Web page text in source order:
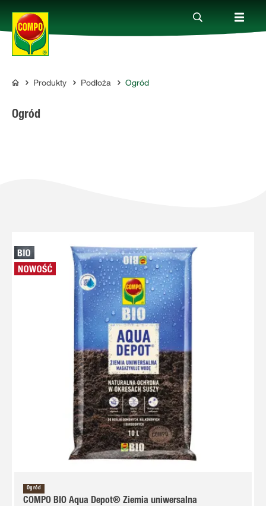
Produkty
Porady
COMPO
Produkty Podłoża Ogród
Ogród
Ogród
COMPO BIO Aqua Depot® Ziemia uniwersalna